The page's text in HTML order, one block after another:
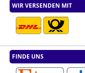
WIR VERSENDEN MIT
FINDE UNS